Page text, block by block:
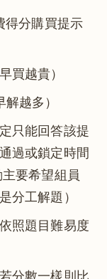
得分購買提示
買越貴）
越多）
只能回答該提
過或鎖定時間
要希望組員
分工解題）
照題目難易度